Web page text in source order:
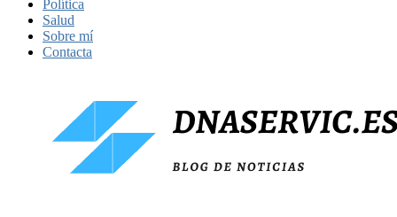
Política
Salud
Sobre mí
Contacta